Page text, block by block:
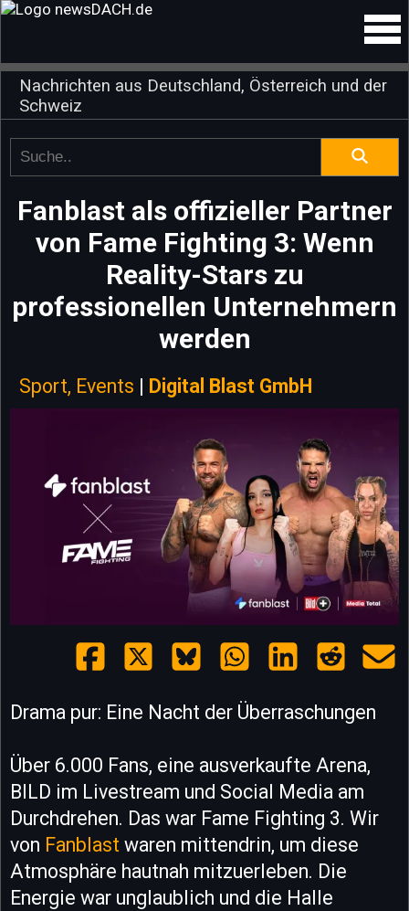
Nachrichten aus Deutschland, Österreich und der
Schweiz
Fanblast als offizieller Partner
von Fame Fighting 3: Wenn
Reality-Stars zu
professionellen Unternehmern
werden
Sport, Events | Digital Blast GmbH
Drama pur: Eine Nacht der Überraschungen
Über 6.000 Fans, eine ausverkaufte Arena,
BILD im Livestream und Social Media am
Durchdrehen. Das war Fame Fighting 3. Wir
von Fanblast waren mittendrin, um diese
Atmosphäre hautnah mitzuerleben. Die
Energie war unglaublich und die Halle